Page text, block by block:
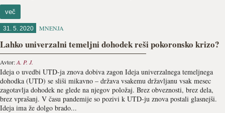
več
31. 5. 2020 MNENJA
Lahko univerzalni temeljni dohodek reši pokoronsko krizo?
Avtor:A. P. J.
Ideja o uvedbi UTD-ja znova dobiva zagon Ideja univerzalnega temeljnega
dohodka (UTD) se sliši mikavno – država vsakemu državljanu vsak mesec
zagotavlja dohodek ne glede na njegov položaj. Brez obveznosti, brez dela,
brez vprašanj. V času pandemije so pozivi k UTD-ju znova postali glasnejši.
Ideja ima že dolgo brado...